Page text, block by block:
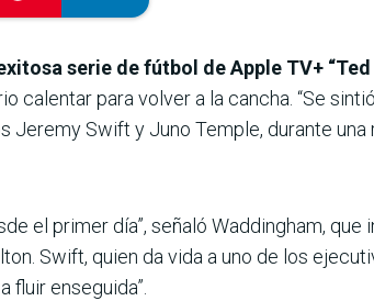
serie de fútbol de Apple TV+
calentar para volver a la cancha. “Se
Jeremy Swift y Juno Temple, durante
el primer día”, señaló Waddingham,
Swift, quien da vida a uno de los
fluir enseguida”.